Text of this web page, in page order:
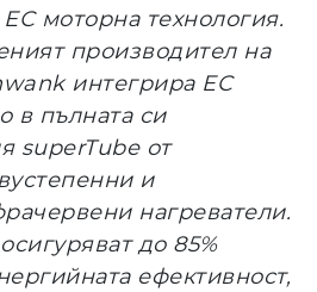
моторна технология.
производител на
интегрира EC
в пълната си
superTube от
и
нагреватели.
до 85%
ефективност,